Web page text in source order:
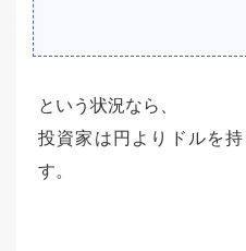
という状況なら、
投資家は円よりドルを
す。